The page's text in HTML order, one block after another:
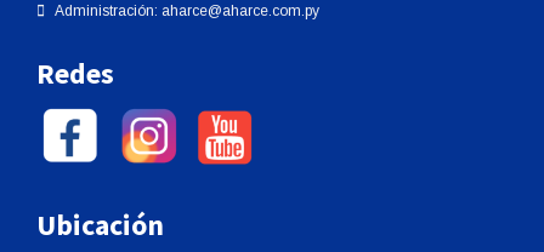
Administración: aharce@aharce.com.py
Redes
Ubicación